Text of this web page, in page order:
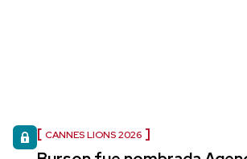
CANNES LIONS 2026